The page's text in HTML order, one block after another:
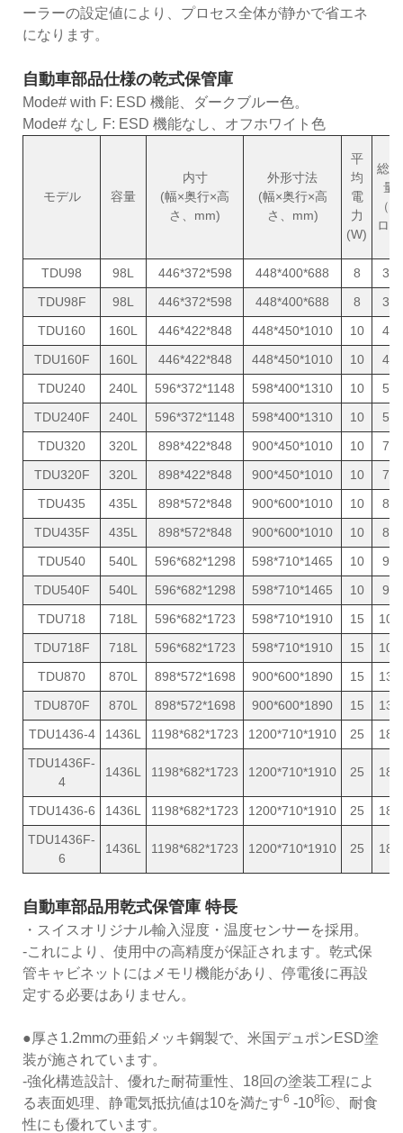
ーラーの設定値により、プロセス全体が静かで省エネ
になります。
自動車部品仕様の乾式保管庫
Mode# with F: ESD 機能、ダークブルー色。
Mode# なし F: ESD 機能なし、オフホワイト色
モデル 容量
内寸
(幅×奥行×高
さ、mm)
外形寸法
(幅×奥行×高
さ、mm)
平
均
電
力
(W)
総重
量
（キ
ロ）
TDU98 98L 446*372*598 448*400*688 8
31
TDU98F
98L 446*372*598 448*400*688 8
31
TDU160
160L 446*422*848 448*450*1010 10
43
TDU160F
160L 446*422*848 448*450*1010 10
43
TDU240
240L 596*372*1148 598*400*1310 10
57
TDU240F
240L 596*372*1148 598*400*1310 10
57
TDU320
320L 898*422*848 900*450*1010 10
70
TDU320F
320L 898*422*848 900*450*1010 10
70
TDU435
435L 898*572*848 900*600*1010 10
82
TDU435F
435L 898*572*848 900*600*1010 10
82
TDU540
540L 596*682*1298 598*710*1465 10
95
TDU540F
540L 596*682*1298 598*710*1465 10
95
TDU718
718L 596*682*1723 598*710*1910 15
105
TDU718F
718L 596*682*1723 598*710*1910 15
105
TDU870
870L 898*572*1698 900*600*1890 15
130
TDU870F
870L 898*572*1698 900*600*1890 15
130
TDU1436-4
1436L 1198*682*1723 1200*710*1910 25
189
TDU1436F-
4
1436L 1198*682*1723 1200*710*1910 25 189
TDU1436-6 1436L 1198*682*1723 1200*710*1910 25
189
TDU1436F-
6
1436L 1198*682*1723 1200*710*1910 25 189
自動車部品用乾式保管庫 特長
・スイスオリジナル輸入湿度・温度センサーを採用。
-これにより、使用中の高精度が保証されます。乾式保
管キャビネットにはメモリ機能があり、停電後に再設
定する必要はありません。
●厚さ1.2mmの亜鉛メッキ鋼製で、米国デュポンESD塗
装が施されています。
-強化構造設計、優れた耐荷重性、18回の塗装工程によ
る表面処理、静電気抵抗値は10を満たす6 -108 Î©、耐食
性にも優れています。